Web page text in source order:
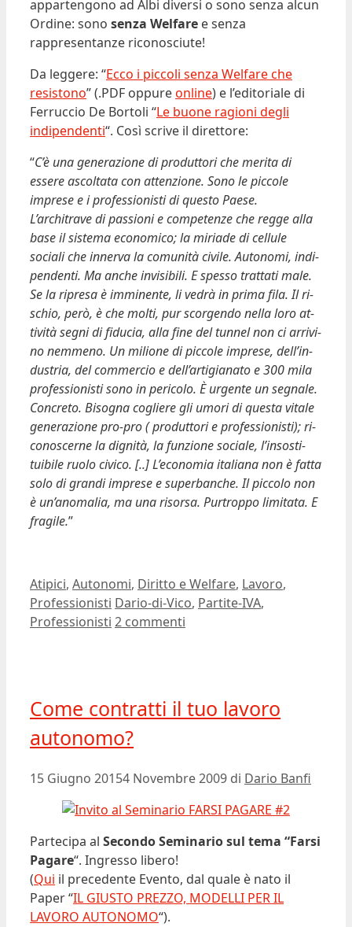
appartengono ad Albi diversi o sono senza alcun
Ordine: sono senza Welfare e senza
rappresentanze riconosciute!
Da leggere: “Ecco i piccoli senza Welfare che
resistono” (.PDF oppureonline) e l’editoriale di
Ferruccio De Bortoli “Le buone ragioni degli
indipendenti“. Così scrive il direttore:
“C’è una genera­zione di pro­duttori che me­rita di
essere ascoltata con attenzione. Sono le piccole
imprese e i professionisti di questo Pa­ese.
L’architrave di passio­ni e competenze che regge alla
base il sistema econo­mico; la miriade di cellule
sociali che innerva la comu­nità civile. Autonomi, indi­
pendenti. Ma anche invisi­bili. E spesso trattati male.
Se la ripresa è imminente, li vedrà in prima fila. Il ri­
schio, però, è che molti, pur scorgendo nella loro at­
tività segni di fiducia, alla fine del tunnel non ci arrivi­
no nemmeno. Un milione di piccole imprese, dell’in­
dustria, del commercio e dell’artigianato e 300 mila
professionisti sono in peri­colo. È urgente un segnale.
Concreto. Bisogna cogliere gli umori di questa vitale
generazione pro-pro ( pro­duttori e professionisti); ri­
conoscerne la dignità, la funzione sociale, l’insosti­
tuibile ruolo civico. [..] L’economia italiana non è fatta
solo di grandi imprese e superbanche. Il piccolo non
è un’anomalia, ma una risorsa. Purtroppo limitata. E
fragile.”
Categorie
Atipici, Autonomi, Diritto e Welfare, Lavoro,
Professionisti Tag
Dario-di-Vico, Partite-IVA,
Professionisti 2 commenti
Come contratti il tuo lavoro
autonomo?
15 Giugno 20154 Novembre 2009 di Dario Banfi
Partecipa al Secondo Seminario sul tema “Farsi
Pagare“. Ingresso libero!
(Qui il precedente Evento, dal quale è nato il
Paper “IL GIUSTO PREZZO, MODELLI PER IL
LAVORO AUTONOMO“).